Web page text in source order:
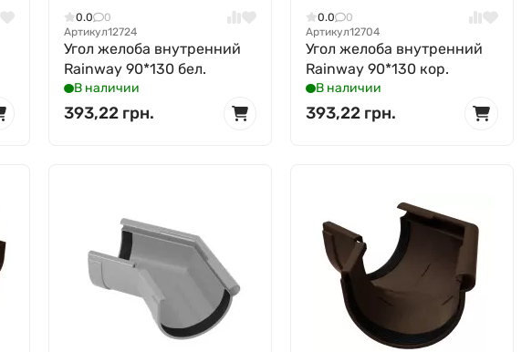
0.0
0
Артикул12724
Угол желоба внутренний
Rainway 90*130 бел.
В наличии
393,22 грн.
0.0
0
Артикул12704
Угол желоба внутренний
Rainway 90*130 кор.
В наличии
393,22 грн.